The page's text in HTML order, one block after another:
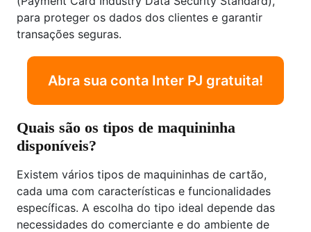
para proteger os dados dos clientes e garantir
transações seguras.
Abra sua conta Inter PJ gratuita!
Quais são os tipos de maquininha
disponíveis?
Existem vários tipos de maquininhas de cartão,
cada uma com características e funcionalidades
específicas. A escolha do tipo ideal depende das
necessidades do comerciante e do ambiente de